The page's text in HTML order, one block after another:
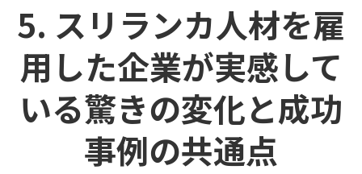
5. スリランカ人材を雇
用した企業が実感して
いる驚きの変化と成功
事例の共通点